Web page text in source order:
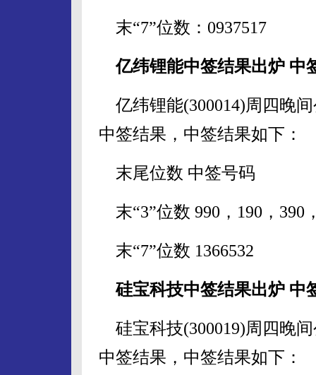
末“7”位数：0937517
亿纬锂能中签结果出炉 中
亿纬锂能(300014)周四晚
中签结果，中签结果如下：
末尾位数 中签号码
末“3”位数 990，190，390
末“7”位数 1366532
硅宝科技中签结果出炉 中
硅宝科技(300019)周四晚
中签结果，中签结果如下：